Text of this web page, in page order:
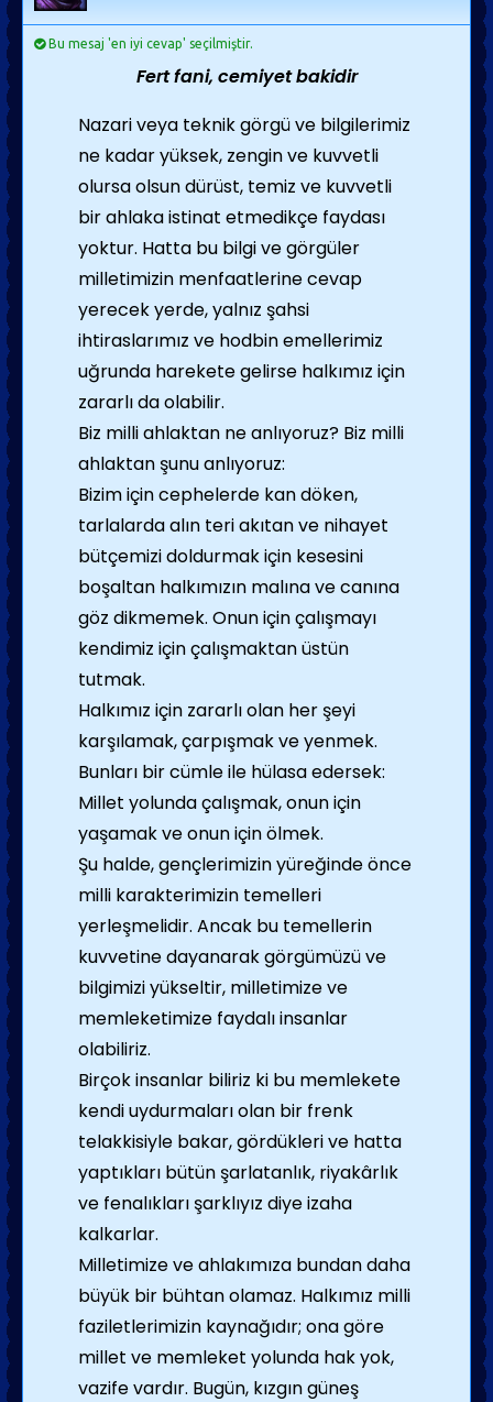
Bu mesaj 'en iyi cevap' seçilmiştir.
Fert fani, cemiyet bakidir
Nazari veya teknik görgü ve bilgilerimiz
ne kadar yüksek, zengin ve kuvvetli
olursa olsun dürüst, temiz ve kuvvetli
bir ahlaka istinat etmedikçe faydası
yoktur. Hatta bu bilgi ve görgüler
milletimizin menfaatlerine cevap
yerecek yerde, yalnız şahsi
ihtiraslarımız ve hodbin emellerimiz
uğrunda harekete gelirse halkımız için
zararlı da olabilir.
Biz milli ahlaktan ne anlıyoruz? Biz milli
ahlaktan şunu anlıyoruz:
Bizim için cephelerde kan döken,
tarlalarda alın teri akıtan ve nihayet
bütçemizi doldurmak için kesesini
boşaltan halkımızın malına ve canına
göz dikmemek. Onun için çalışmayı
kendimiz için çalışmaktan üstün
tutmak.
Halkımız için zararlı olan her şeyi
karşılamak, çarpışmak ve yenmek.
Bunları bir cümle ile hülasa edersek:
Millet yolunda çalışmak, onun için
yaşamak ve onun için ölmek.
Şu halde, gençlerimizin yüreğinde önce
milli karakterimizin temelleri
yerleşmelidir. Ancak bu temellerin
kuvvetine dayanarak görgümüzü ve
bilgimizi yükseltir, milletimize ve
memleketimize faydalı insanlar
olabiliriz.
Birçok insanlar biliriz ki bu memlekete
kendi uydurmaları olan bir frenk
telakkisiyle bakar, gördükleri ve hatta
yaptıkları bütün şarlatanlık, riyakârlık
ve fenalıkları şarklıyız diye izaha
kalkarlar.
Milletimize ve ahlakımıza bundan daha
büyük bir bühtan olamaz. Halkımız milli
faziletlerimizin kaynağıdır; ona göre
millet ve memleket yolunda hak yok,
vazife vardır. Bugün, kızgın güneş